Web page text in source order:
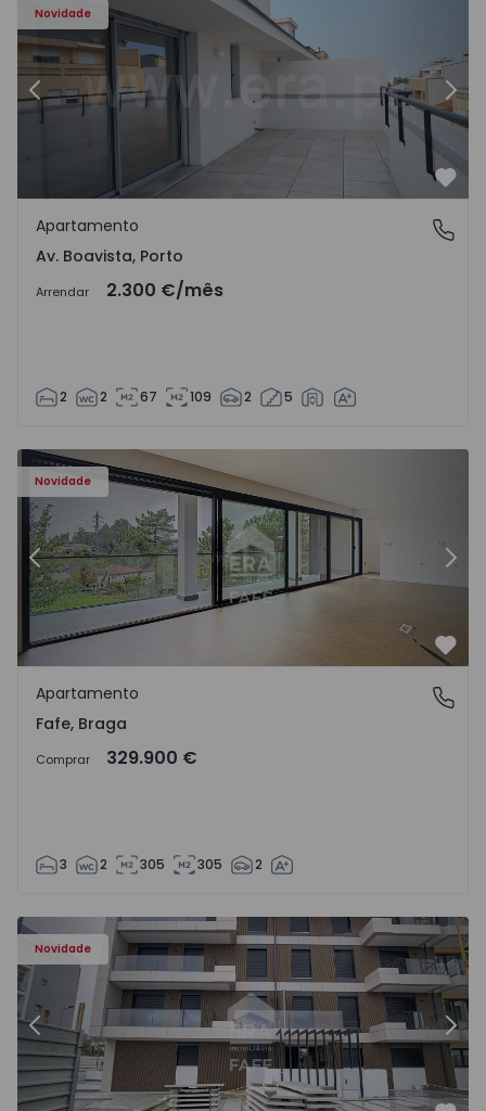
Novidade
Anterior
Av. Boavista, Porto
Apartamento
Av. Boavista, Porto
Arrendar 2.300 €/mês
2 2 67 109 2 5
Novidade
Anterior
Fafe, Braga
Apartamento
Fafe, Braga
Comprar 329.900 €
3 2 305 305 2
Novidade
Anterior